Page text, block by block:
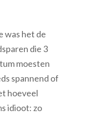
was het de
die 3
moesten
spannend of
hoeveel
idioot: zo